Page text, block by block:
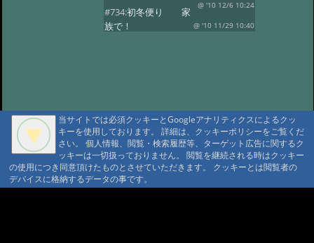
@ '10 12/6 10:24
#734:初冬便り 家
族で！
@ '10 11/29 10:40
#730:初冬便り 御柱
@ '10 11/6 10:28
#729: 初冬便り 初
冠雪
@ '10 11/5 12:36
#728:初冬便り 哀愁
@ '10 11/3 10:13
当サイトでは必須クッキーとGoogleアナリティクスによるクッ
キーを使用しております。 詳細は、クッキーポリシーをご覧くだ
さい。 個人情報、閲覧・検索履歴等、ターゲット広告に関するク
ッキーは一切扱っておりません。 閲覧を継続される時はクッキー
の使用につき同意頂けたものとさせていただきます。 クッキーとは閲覧者の
デバイスに格納するデータの事です。